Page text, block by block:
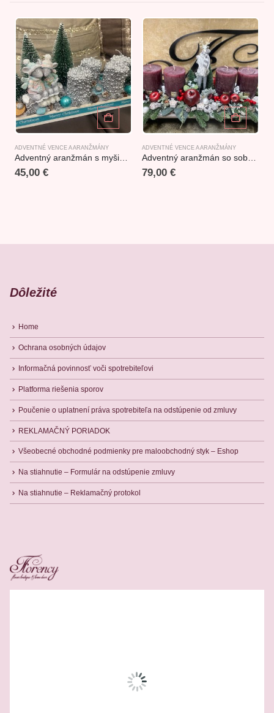
ADVENTNÉ VENCE A ARANŽMÁNY
Adventný aranžmán s myšiakmi tyrkysový 36x17x21cm
45,00 €
ADVENTNÉ VENCE A ARANŽMÁNY
Adventný aranžmán so sobom bordový 55x20x25,5cm
79,00 €
Dôležité
Home
Ochrana osobných údajov
Informačná povinnosť voči spotrebiteľovi
Platforma riešenia sporov
Poučenie o uplatnení práva spotrebiteľa na odstúpenie od zmluvy
REKLAMAČNÝ PORIADOK
Všeobecné obchodné podmienky pre maloobchodný styk – Eshop
Na stiahnutie – Formulár na odstúpenie zmluvy
Na stiahnutie – Reklamačný protokol